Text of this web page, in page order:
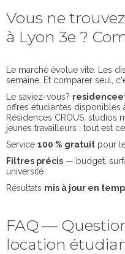
Vous ne
à Lyon 3e ?
Le marché évolue vite. Les
semaine. Et comparer seul,
Le saviez-vous?
offres étudiantes disponibles
Résidences CROUS, studios
jeunes travailleurs : tout est
Service 100 % gratuit pour
Filtres précis — budget,
université
Résultats mis à jour en
FAQ —
location